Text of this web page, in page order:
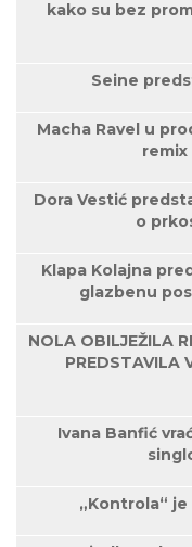
kako su bez
Seine
Macha Ravel u
remix
Dora Vestić
o
Klapa Kolajna
glazbenu
NOLA OBILJEŽILA
PREDSTAVILA
Ivana Banfić
„Kontrola“